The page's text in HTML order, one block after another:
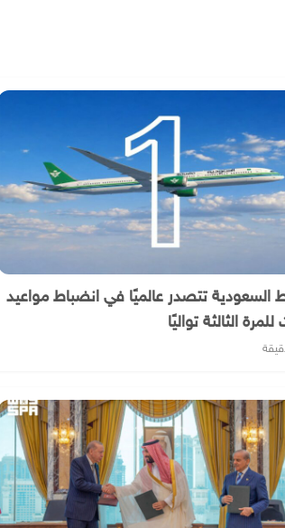
السعودية تتصدر عالميًا في انضباط مواعيد
الثالثة تواليًا